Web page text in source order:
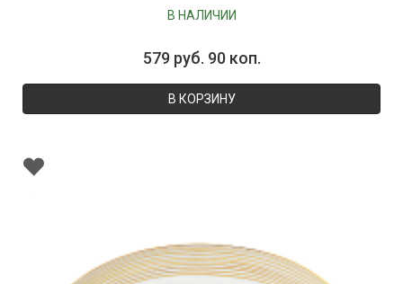
В НАЛИЧИИ
579 руб. 90 коп.
В КОРЗИНУ